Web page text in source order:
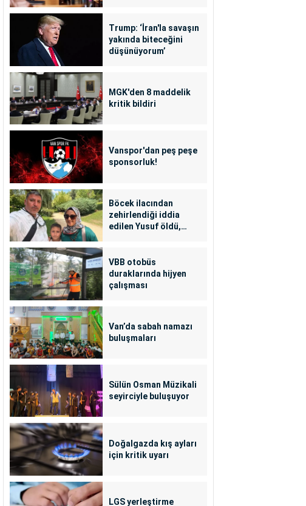
Trump: ‘İran'la savaşın
yakında biteceğini
düşünüyorum’
MGK'den 8 maddelik
kritik bildiri
Vanspor'dan peş peşe
sponsorluk!
Böcek ilacından
zehirlendiği iddia
edilen Yusuf öldü,
VBB otobüs
duraklarında hijyen
çalışması
Van’da sabah namazı
buluşmaları
Sülün Osman Müzikali
seyirciyle buluşuyor
Doğalgazda kış ayları
için kritik uyarı
LGS yerleştirme